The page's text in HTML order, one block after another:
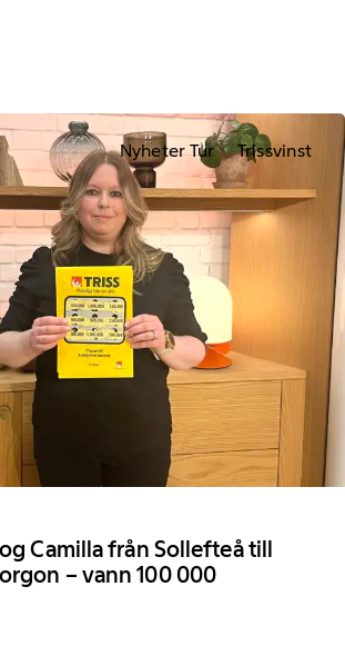
Nyheter Tur Trissvinst
Camilla från Sollefteå till
– vann 100 000